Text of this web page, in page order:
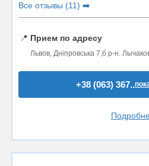
Все отзывы (11) ➡️
📍 Прием по адресу
Львов, Дніпровська 7,б р-н.
+38 (063) 367..